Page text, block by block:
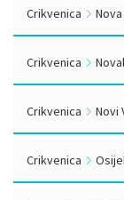
Crikvenica
Crikvenica
Crikvenica Novi
Crikvenica